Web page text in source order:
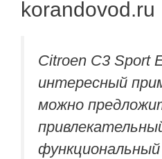
korandovod.ru
Citroen C3 Sport
интересный
можно